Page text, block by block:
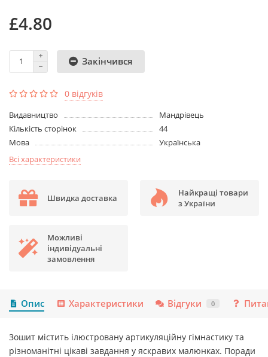
£4.80
Закінчився
0 відгуків
Видавництво
Мандрівець
Кількість сторінок
44
Мова
Українська
Всі характеристики
Швидка доставка
Найкращі товари
з України
Можливі
індивідуальні
замовлення
Опис Характеристики Відгуки 0
Зошит містить ілюстровану артикуляційну гімнастику та
різноманітні цікаві завдання у яскравих малюнках. Поради